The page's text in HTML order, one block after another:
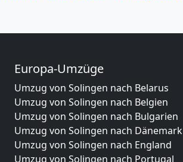
Europa-Umzüge
Umzug von Solingen nach Belarus
Umzug von Solingen nach Belgien
Umzug von Solingen nach Bulgarien
Umzug von Solingen nach Dänemark
Umzug von Solingen nach England
Umzug von Solingen nach Portugal